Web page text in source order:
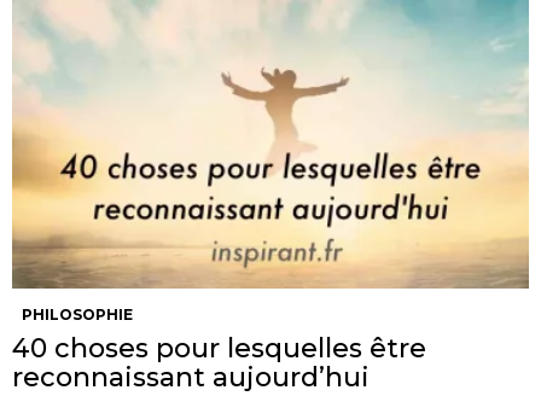
PHILOSOPHIE
40 choses pour lesquelles être
reconnaissant aujourd’hui